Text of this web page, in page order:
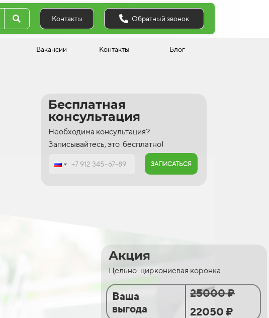
Контакты Обратный звонок
Вакансии Контакты Блог
Бесплатная
консультация
Необходима консультация?
Записывайтесь, это бесплатно!
ЗАПИСАТЬСЯ
Акция
Цельно-циркониевая коронка
Ваша
выгода
25000 ₽
22050 ₽